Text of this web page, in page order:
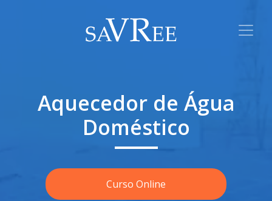
Aquecedor de Água
Doméstico
Curso Online